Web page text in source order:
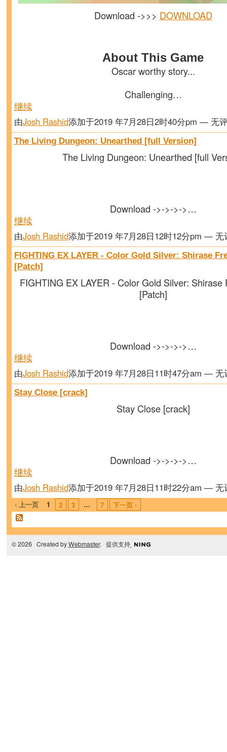
Download ->>> DOWNLOAD
About This Game
Oscar worthy story...
Challenging…
继续
由Josh Rashid添加于2019 年7月28日2时40分pm — 无
The Living Dungeon: Unearthed [full Version]
The Living Dungeon: Unearthed [full
Download ->->->->…
继续
由Josh Rashid添加于2019 年7月28日12时12分pm — 无
FIGHTING EX LAYER - Color Gold Silver: Shirase
[Patch]
FIGHTING EX LAYER - Color Gold Silver: Shirase
[Patch]
Download ->->->->…
继续
由Josh Rashid添加于2019 年7月28日11时47分am — 无
Stay Close [crack]
Stay Close [crack]
Download ->->->->…
继续
由Josh Rashid添加于2019 年7月28日11时22分am — 无
‹ 上一页 1 2 3 … 7 下一页 ›
© 2026 Created byWebmaster. 提供支持